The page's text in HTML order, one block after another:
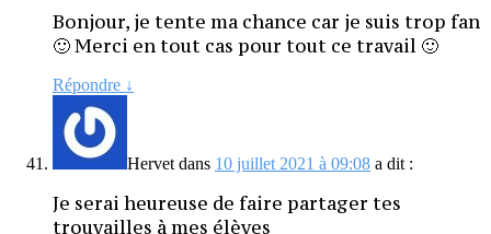
Bonjour, je tente ma chance car je suis trop fan
🙂 Merci en tout cas pour tout ce travail 🙂
Répondre ↓
Hervet dans 10 juillet 2021 à 09:08 a dit :
Je serai heureuse de faire partager tes
trouvailles à mes élèves